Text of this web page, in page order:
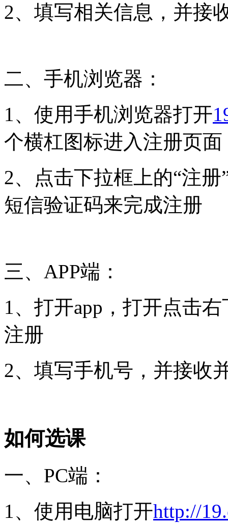
2、填写相关信息，并接
二、手机浏览器：
1、使用手机浏览器打开
个横杠图标进入注册页面
2、点击下拉框上的“注
短信验证码来完成注册
三、APP端：
1、打开app，打开点击
注册
2、填写手机号，并接收
如何选课
一、PC端：
1、使用电脑打开http://